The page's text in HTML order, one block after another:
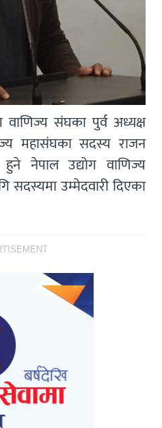
वाणिज्य संघका पुर्व अध्यक्ष
महासंघका सदस्य राजन
नेपाल उद्योग वाणिज्य
सदस्यमा उम्मेदवारी दिएका